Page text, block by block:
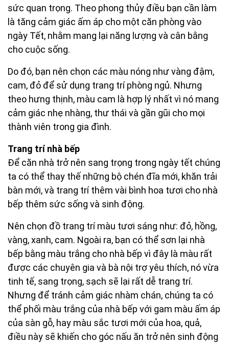
sức quan trọng. Theo phong thủy điều bạn cần làm
là tăng cảm giác ấm áp cho một căn phòng vào
ngày Tết, nhằm mang lại năng lượng và cân bằng
cho cuộc sống.
Do đó, bạn nên chọn các màu nóng như vàng đậm,
cam, đỏ để sử dụng trang trí phòng ngủ. Nhưng
theo hưng thịnh, màu cam là hợp lý nhất vì nó mang
cảm giác nhẹ nhàng, thư thái và gần gũi cho mọi
thành viên trong gia đình.
Trang trí nhà bếp
Để căn nhà trở nên sang trọng trong ngày tết chúng
ta có thể thay thế những bộ chén đĩa mới, khăn trải
bàn mới, và trang trí thêm vài bình hoa tươi cho nhà
bếp thêm sức sống và sinh động.
Nên chọn đồ trang trí màu tươi sáng như: đỏ, hồng,
vàng, xanh, cam. Ngoài ra, bạn có thể sơn lại nhà
bếp bằng màu trắng cho nhà bếp vì đây là màu rất
được các chuyên gia và bà nội trợ yêu thích, nó vừa
tinh tế, sang trọng, sạch sẽ lại rất dễ trang trí.
Nhưng để tránh cảm giác nhàm chán, chúng ta có
thể phối màu trắng của nhà bếp với gam màu ấm áp
của sàn gỗ, hay màu sắc tươi mới của hoa, quả,
điều này sẽ khiến cho góc nấu ăn trở nên sinh động